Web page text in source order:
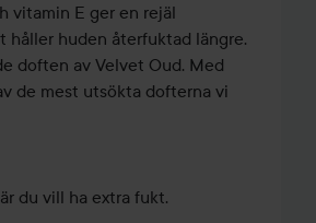
vitamin E ger en rejäl
huden återfuktad längre.
doften av Velvet Oud. Med
de mest utsökta dofterna vi
du vill ha extra fukt.